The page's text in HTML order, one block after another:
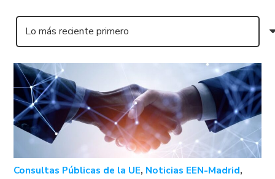
Consultas Públicas de la UE, Noticias EEN-Madrid,